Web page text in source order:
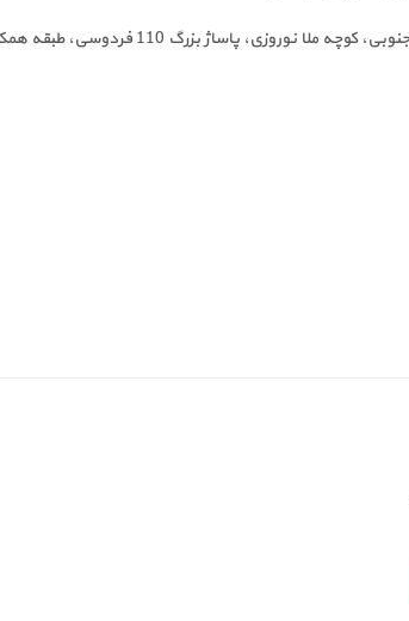
نوروزی، پاساژ بزرگ 110 فردوسی، طبقه همکف، پلاک 50